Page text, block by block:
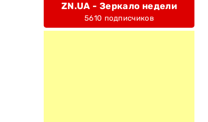
ZN.UA - Зеркало недели
5610 подписчиков